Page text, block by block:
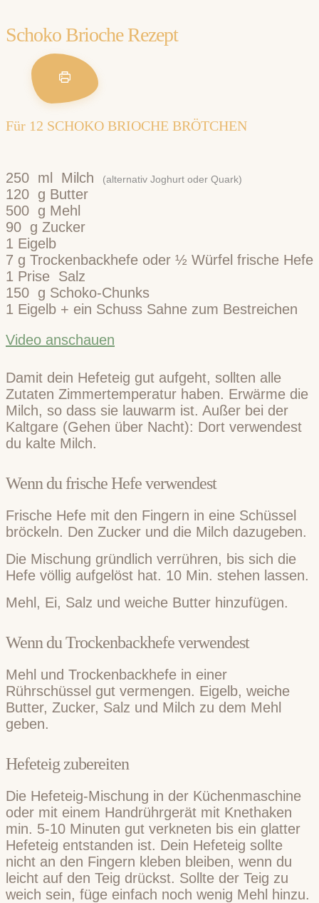
Schoko Brioche Rezept
Für 12 SCHOKO BRIOCHE BRÖTCHEN
250 ml Milch (alternativ Joghurt oder Quark)
120 g Butter
500 g Mehl
90 g Zucker
1 Eigelb
7 g Trockenbackhefe oder ½ Würfel frische Hefe
1 Prise Salz
150 g Schoko-Chunks
1 Eigelb + ein Schuss Sahne zum Bestreichen
Video anschauen
Damit dein Hefeteig gut aufgeht, sollten alle
Zutaten Zimmertemperatur haben. Erwärme die
Milch, so dass sie lauwarm ist. Außer bei der
Kaltgare (Gehen über Nacht): Dort verwendest
du kalte Milch.
Wenn du frische Hefe verwendest
Frische Hefe mit den Fingern in eine Schüssel
bröckeln. Den Zucker und die Milch dazugeben.
Die Mischung gründlich verrühren, bis sich die
Hefe völlig aufgelöst hat. 10 Min. stehen lassen.
Mehl, Ei, Salz und weiche Butter hinzufügen.
Wenn du Trockenbackhefe verwendest
Mehl und Trockenbackhefe in einer
Rührschüssel gut vermengen. Eigelb, weiche
Butter, Zucker, Salz und Milch zu dem Mehl
geben.
Hefeteig zubereiten
Die Hefeteig-Mischung in der Küchenmaschine
oder mit einem Handrührgerät mit Knethaken
min. 5-10 Minuten gut verkneten bis ein glatter
Hefeteig entstanden ist. Dein Hefeteig sollte
nicht an den Fingern kleben bleiben, wenn du
leicht auf den Teig drückst. Sollte der Teig zu
weich sein, füge einfach noch wenig Mehl hinzu.